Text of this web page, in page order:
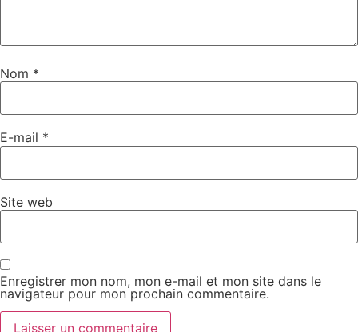
Nom *
E-mail *
Site web
Enregistrer mon nom, mon e-mail et mon site dans le
navigateur pour mon prochain commentaire.